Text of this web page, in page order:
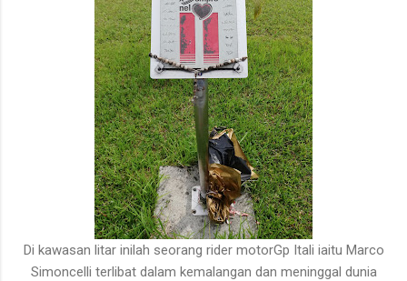
Di kawasan litar inilah seorang rider motorGp Itali iaitu Marco
Simoncelli terlibat dalam kemalangan dan meninggal dunia